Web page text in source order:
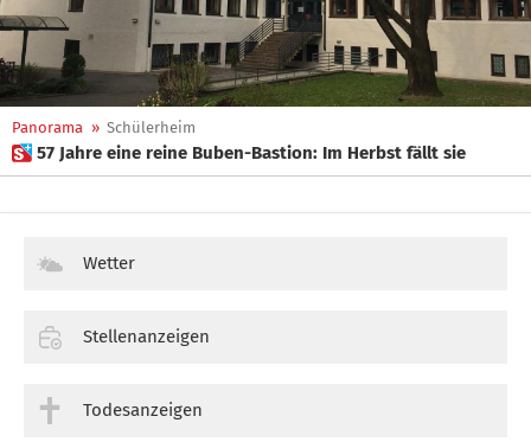
Panorama » Schülerheim
 57 Jahre eine reine Buben-Bastion: Im Herbst fällt sie
Wetter
Stellenanzeigen
Todesanzeigen